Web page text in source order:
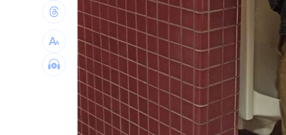
慈濟買BNT遭詐 蔡英文：務必相信專業
73歲首過父親節 他找亡妻淚：今天好快樂
助鳳飛飛一炮而紅 龍千玉亡父超狂身分曝
不斷更新／虎航8日沖繩石垣島8班停飛 16:15
天空突下起麻將雨 士林婦險遭砸頭受傷